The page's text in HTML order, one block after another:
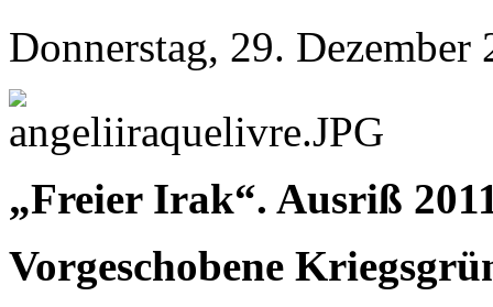
Donnerstag, 29.
„Freier Irak“. Ausriß
Vorgeschobene